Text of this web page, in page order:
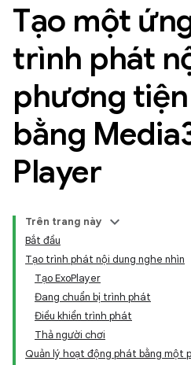
Tạo một
trình phát
phương
bằng
Player
Trên trang này
Bắt đầu
Tạo trình phát nội dung nghe nhìn
Tạo ExoPlayer
Đang chuẩn bị trình phát
Điều khiển trình phát
Thả người chơi
Quản lý hoạt động phát bằng một